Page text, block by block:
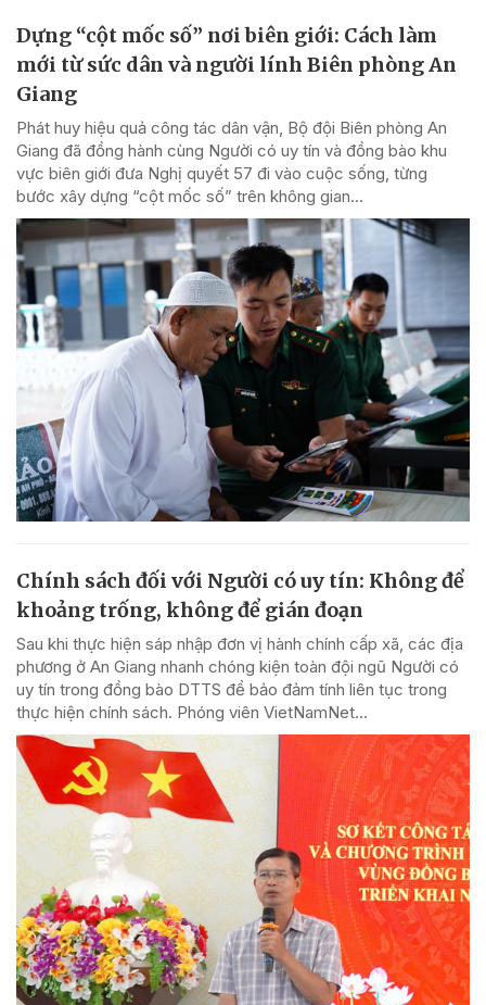
Dựng “cột mốc số” nơi biên giới: Cách làm
mới từ sức dân và người lính Biên phòng An
Giang
Phát huy hiệu quả công tác dân vận, Bộ đội Biên phòng An
Giang đã đồng hành cùng Người có uy tín và đồng bào khu
vực biên giới đưa Nghị quyết 57 đi vào cuộc sống, từng
bước xây dựng “cột mốc số” trên không gian...
Chính sách đối với Người có uy tín: Không để
khoảng trống, không để gián đoạn
Sau khi thực hiện sáp nhập đơn vị hành chính cấp xã, các địa
phương ở An Giang nhanh chóng kiện toàn đội ngũ Người có
uy tín trong đồng bào DTTS để bảo đảm tính liên tục trong
thực hiện chính sách. Phóng viên VietNamNet...